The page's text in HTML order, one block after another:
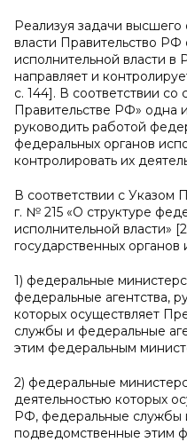
Реализуя задачи высшего
власти Правительство
исполнительной власти
направляет и
с. 144]. В соответствии со
Правительстве РФ» одна
руководить работой
федеральных органов
контролировать их
В соответствии с Указом
г. № 215 «О структуре
исполнительной власти»
государственных органов
1) федеральные
федеральные агентства,
которых осуществляет
службы и федеральные
этим федеральным
2) федеральные
деятельностью которых
РФ, федеральные службы
подведомственные этим